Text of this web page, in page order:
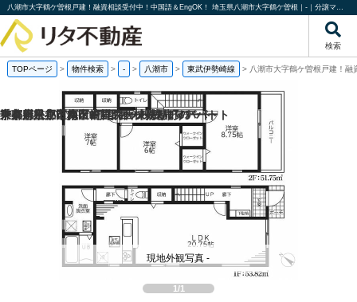
八潮市大字鶴ケ曽根戸建！融資相談受付中！中国語＆EngOK！ 埼玉県八潮市大字鶴ケ曽根｜-｜分譲マンション情報｜株式会社リタ不動産
検索
TOPページ > 物件検索 > - > 八潮市 > 東武伊勢崎線 > 八潮市大字鶴ケ曽根戸建！
1/1
現地外観写真 -
京都府京都市南区吉祥院西ノ茶屋町の
神奈川県小田原市中里の一棟売りアパート
千葉県松戸市八ケ崎1丁目の一棟売りアパート
東京都足立区梅田1丁目の一棟売りアパート